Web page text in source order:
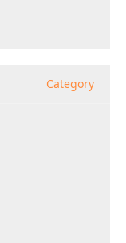
Category